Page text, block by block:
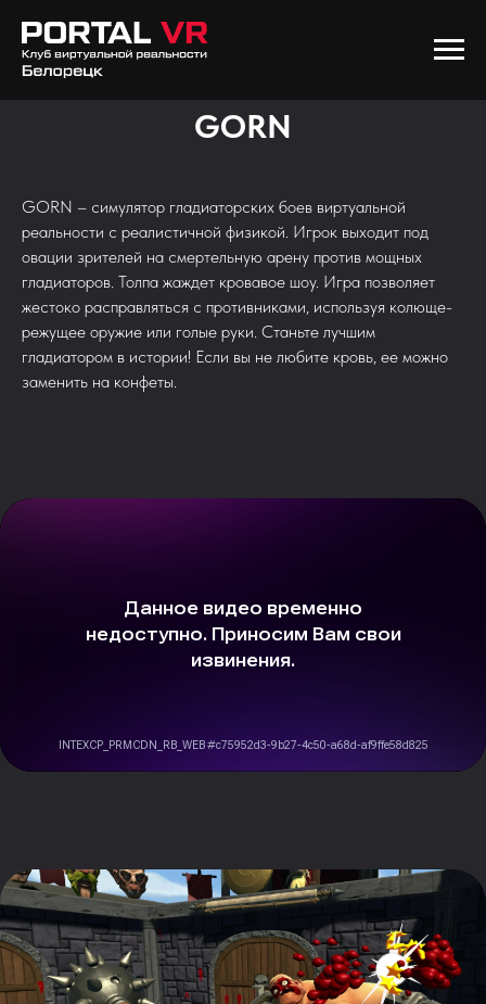
GORN
GORN – симулятор гладиаторских боев виртуальной
реальности с реалистичной физикой. Игрок выходит под
овации зрителей на смертельную арену против мощных
гладиаторов. Толпа жаждет кровавое шоу. Игра позволяет
жестоко расправляться с противниками, используя колюще-
режущее оружие или голые руки. Станьте лучшим
гладиатором в истории! Если вы не любите кровь, ее можно
заменить на конфеты.